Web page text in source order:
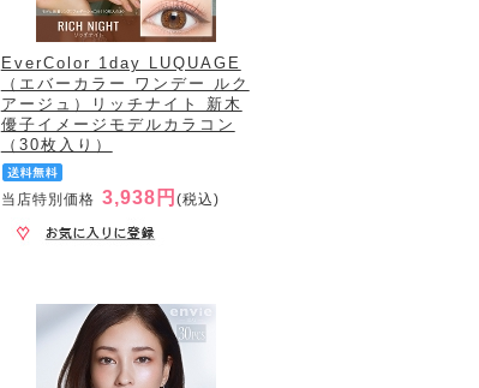
EverColor 1day LUQUAGE
（エバーカラー ワンデー ルク
アージュ）リッチナイト 新木
優子イメージモデルカラコン
（30枚入り）
当店特別価格 3,938円 (税込)